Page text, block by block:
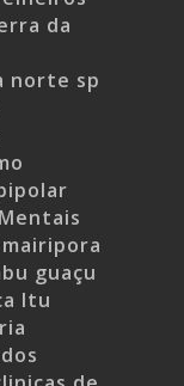
da
norte sp
guaçu
Itu